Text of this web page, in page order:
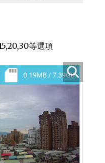
等選項